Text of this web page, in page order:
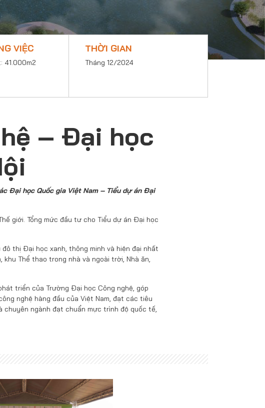
VIỆC
41.000m2
THỜI GIAN
Tháng 12/2024
– Đại học
Đại học Quốc gia Việt Nam – Tiểu dự án Đại
giới. Tổng mức đầu tư cho Tiểu dự án Đại học
thị Đại học xanh, thông minh và hiện đại nhất
Thể thao trong nhà và ngoài trời, Nhà ăn,
triển của Trường Đại học Công nghệ, góp
nghệ hàng đầu của Việt Nam, đạt các tiêu
ngành đạt chuẩn mực trình độ quốc tế,